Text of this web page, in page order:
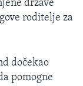
države
roditelje za
dočekao
pomogne